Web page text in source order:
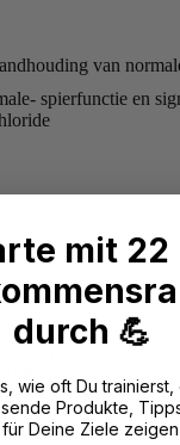
van
spierfunctie en
spijsvertering door
productie van
mit 22
durch 💪
wie oft Du trainierst,
Produkte,
Deine Ziele